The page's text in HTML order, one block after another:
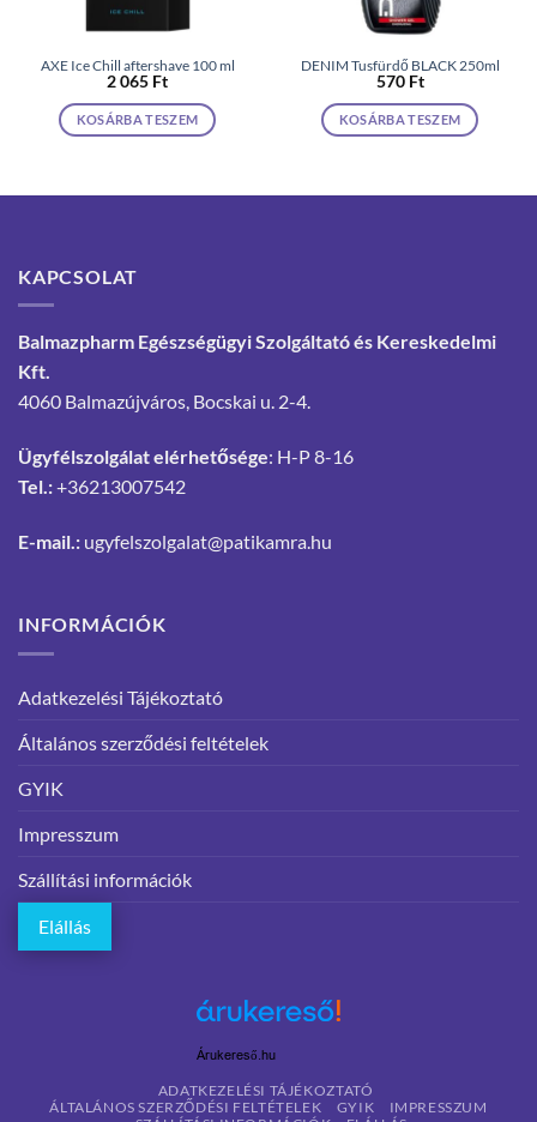
AXE Ice Chill aftershave 100 ml
2 065 Ft
KOSÁRBA TESZEM
DENIM Tusfürdő BLACK 250ml
570 Ft
KOSÁRBA TESZEM
KAPCSOLAT
Balmazpharm Egészségügyi Szolgáltató és Kereskedelmi
Kft.
4060 Balmazújváros, Bocskai u. 2-4.
Ügyfélszolgálat elérhetősége: H-P 8-16
Tel.:+36213007542
E-mail.: ugyfelszolgalat@patikamra.hu
INFORMÁCIÓK
Adatkezelési Tájékoztató
Általános szerződési feltételek
GYIK
Impresszum
Szállítási információk
Elállás
Árukereső.hu
ADATKEZELÉSI TÁJÉKOZTATÓ
ÁLTALÁNOS SZERZŐDÉSI FELTÉTELEK
GYIK
IMPRESSZUM